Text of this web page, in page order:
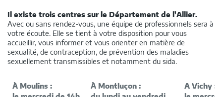
Il existe trois centres sur le Département de l'Allier.
Avec ou sans rendez-vous, une équipe de professionnels sera à
votre écoute. Elle se tient à votre disposition pour vous
accueillir, vous informer et vous orienter en matière de
sexualité, de contraception, de prévention des maladies
sexuellement transmissibles et notamment du sida.
À Moulins :
À Montluçon :
A Vichy :